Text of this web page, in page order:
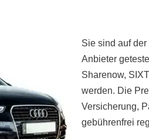
Sie sind auf
Anbieter
Sharenow,
werden. Die
Versicherung,
gebührenfrei